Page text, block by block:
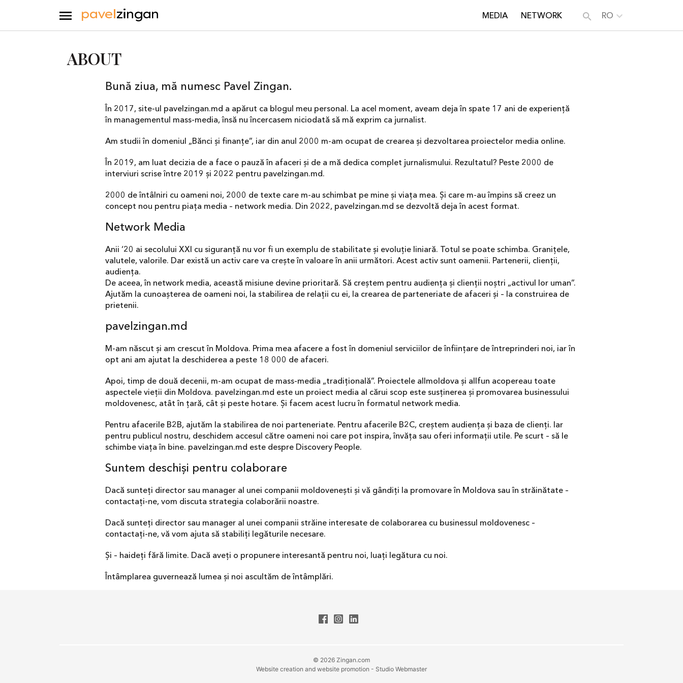
MEDIA NETWORK RO
ABOUT
Bună ziua, mă numesc Pavel Zingan.
În 2017, site-ul pavelzingan.md a apărut ca blogul meu personal. La acel moment, aveam deja în spate 17 ani de experiență
în managementul mass-media, însă nu încercasem niciodată să mă exprim ca jurnalist.
Am studii în domeniul „Bănci și finanțe”, iar din anul 2000 m-am ocupat de crearea și dezvoltarea proiectelor media online.
În 2019, am luat decizia de a face o pauză în afaceri și de a mă dedica complet jurnalismului. Rezultatul? Peste 2000 de
interviuri scrise între 2019 și 2022 pentru pavelzingan.md.
2000 de întâlniri cu oameni noi, 2000 de texte care m-au schimbat pe mine și viața mea. Și care m-au împins să creez un
concept nou pentru piața media – network media. Din 2022, pavelzingan.md se dezvoltă deja în acest format.
Network Media
Anii ‘20 ai secolului XXI cu siguranță nu vor fi un exemplu de stabilitate și evoluție liniară. Totul se poate schimba. Granițele,
valutele, valorile. Dar există un activ care va crește în valoare în anii următori. Acest activ sunt oamenii. Partenerii, clienții,
audiența.
De aceea, în network media, această misiune devine prioritară. Să creștem pentru audiența și clienții noștri „activul lor uman”.
Ajutăm la cunoașterea de oameni noi, la stabilirea de relații cu ei, la crearea de parteneriate de afaceri și – la construirea de
prietenii.
pavelzingan.md
M-am născut și am crescut în Moldova. Prima mea afacere a fost în domeniul serviciilor de înființare de întreprinderi noi, iar în
opt ani am ajutat la deschiderea a peste 18 000 de afaceri.
Apoi, timp de două decenii, m-am ocupat de mass-media „tradițională”. Proiectele allmoldova și allfun acopereau toate
aspectele vieții din Moldova. pavelzingan.md este un proiect media al cărui scop este susținerea și promovarea businessului
moldovenesc, atât în țară, cât și peste hotare. Și facem acest lucru în formatul network media.
Pentru afacerile B2B, ajutăm la stabilirea de noi parteneriate. Pentru afacerile B2C, creștem audiența și baza de clienți. Iar
pentru publicul nostru, deschidem accesul către oameni noi care pot inspira, învăța sau oferi informații utile. Pe scurt – să le
schimbe viața în bine. pavelzingan.md este despre Discovery People.
Suntem deschiși pentru colaborare
Dacă sunteți director sau manager al unei companii moldovenești și vă gândiți la promovare în Moldova sau în străinătate –
contactați-ne, vom discuta strategia colaborării noastre.
Dacă sunteți director sau manager al unei companii străine interesate de colaborarea cu businessul moldovenesc –
contactați-ne, vă vom ajuta să stabiliți legăturile necesare.
Și – haideți fără limite. Dacă aveți o propunere interesantă pentru noi, luați legătura cu noi.
Întâmplarea guvernează lumea și noi ascultăm de întâmplări.
© 2026 Zingan.com
Website creation and website promotion - Studio Webmaster